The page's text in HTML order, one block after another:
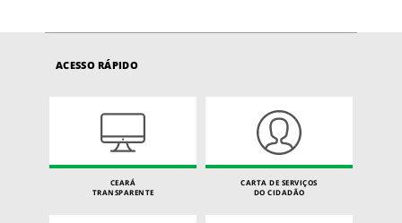
ACESSO RÁPIDO
CEARÁ
TRANSPARENTE
CARTA DE SERVIÇOS
DO CIDADÃO